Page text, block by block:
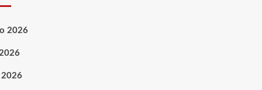
2026
2026